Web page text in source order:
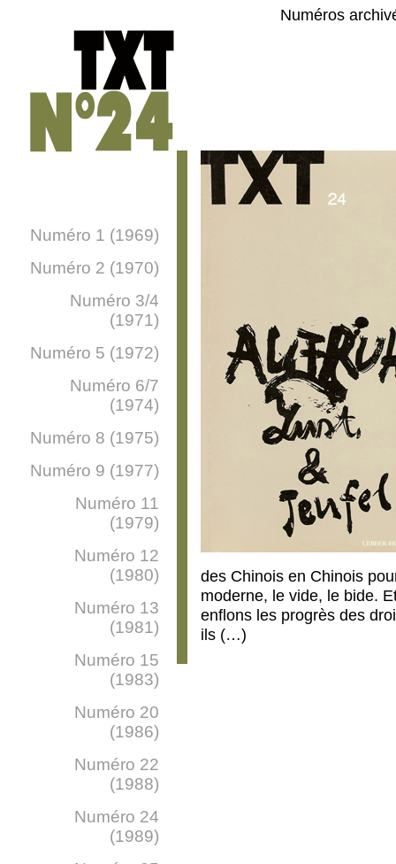
des Chinois en Chinois
moderne, le vide, le bide.
enflons les progrès des
ils (…)
Numéro 1 (1969)
Numéro 2 (1970)
Numéro 3/4
(1971)
Numéro 5 (1972)
Numéro 6/7
(1974)
Numéro 8 (1975)
Numéro 9 (1977)
Numéro 11
(1979)
Numéro 12
(1980)
Numéro 13
(1981)
Numéro 15
(1983)
Numéro 20
(1986)
Numéro 22
(1988)
Numéro 24
(1989)
Numéros